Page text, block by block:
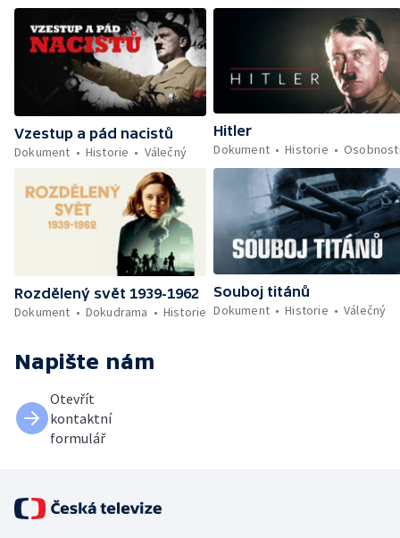
Vzestup a pád nacistů
Dokument
Historie Válečný
Hitler
Dokument
Historie
Rozdělený svět 1939-1962
Dokument
Dokudrama Historie
Souboj titánů
Dokument
Historie Válečný
Napište nám
Otevřít
kontaktní
formulář